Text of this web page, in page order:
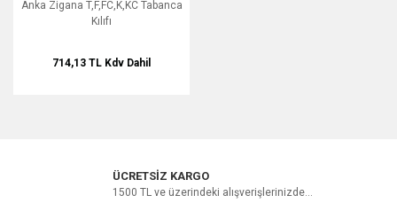
Anka Zigana T,F,FC,K,KC Tabanca
Kılıfı
714,13 TL Kdv Dahil
ÜCRETSİZ KARGO
1500 TL ve üzerindeki alışverişlerinizde...